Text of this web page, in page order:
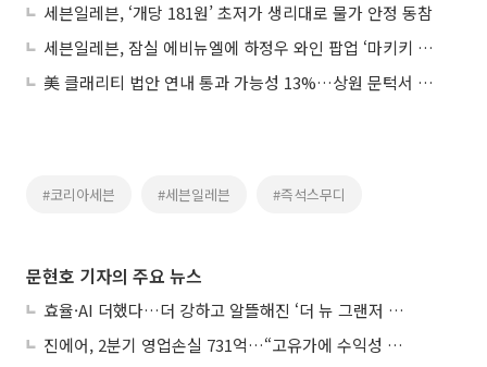
세븐일레븐, ‘개당 181원’ 초저가 생리대로 물가 안정 동참
세븐일레븐, 잠실 에비뉴엘에 하정우 와인 팝업 ‘마키키 아뜰리에’ 연다
美 클래리티 법안 연내 통과 가능성 13%…상원 문턱서 제동
#코리아세븐 #세븐일레븐 #즉석스무디
문현호 기자의 주요 뉴스
효율·AI 더했다…더 강하고 알뜰해진 ‘더 뉴 그랜저 하이브리드’
진에어, 2분기 영업손실 731억…“고유가에 수익성 악화”